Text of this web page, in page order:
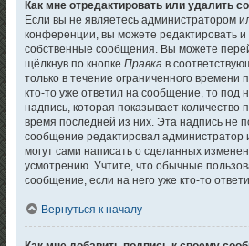
Как мне отредактировать или удалить
Если вы не являетесь администратором
конференции, вы можете редактировать и
собственные сообщения. Вы можете
щёлкнув по кнопкеПравка в
только в течение ограниченного времени
кто-то уже ответил на сообщение, то под
надпись, которая показывает количество
время последней из них. Эта надпись не
сообщение редактировал администратор
могут сами написать о сделанных
усмотрению. Учтите, что обычные
сообщение, если на него уже кто-то
Вернуться к началу